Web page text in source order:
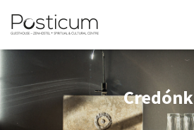
Credónk